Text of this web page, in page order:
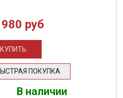
руб
ПОКУПКА
В наличии